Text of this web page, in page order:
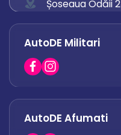
Șoseaua Odăii
0758 671 921
0742 444 194
AutoDE Militari
0758 338 428
AutoDE Afumati